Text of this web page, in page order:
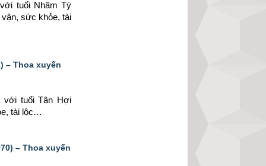
với tuổi Nhâm Tý
vận, sức khỏe, tài
– Thoa xuyến
với tuổi Tân Hợi
tài lộc…
– Thoa xuyến